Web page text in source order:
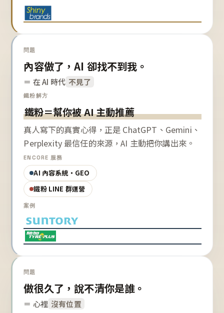
問題
內容做了，AI 卻找不到我。
＝ 在 AI 時代 不見了
鐵粉解方
鐵粉＝幫你被 AI 主動推薦
真人寫下的真實心得，正是 ChatGPT、Gemini、
Perplexity 最信任的來源，AI 主動把你講出來。
ENCORE 服務
AI 內容系統・GEO
鐵粉 LINE 群運營
案例
問題
做很久了，說不清你是誰。
＝ 心裡 沒有位置